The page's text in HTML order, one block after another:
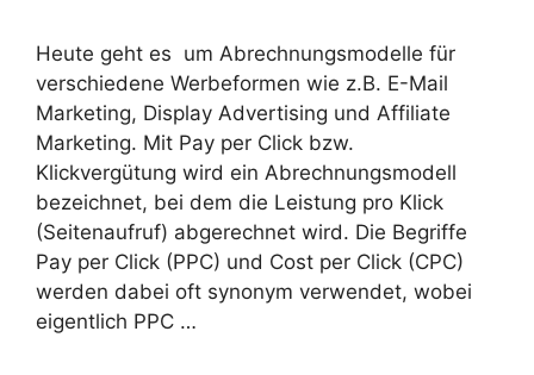
Heute geht es um Abrechnungsmodelle für
verschiedene Werbeformen wie z.B. E-Mail
Marketing, Display Advertising und Affiliate
Marketing. Mit Pay per Click bzw.
Klickvergütung wird ein Abrechnungsmodell
bezeichnet, bei dem die Leistung pro Klick
(Seitenaufruf) abgerechnet wird. Die Begriffe
Pay per Click (PPC) und Cost per Click (CPC)
werden dabei oft synonym verwendet, wobei
eigentlich PPC …